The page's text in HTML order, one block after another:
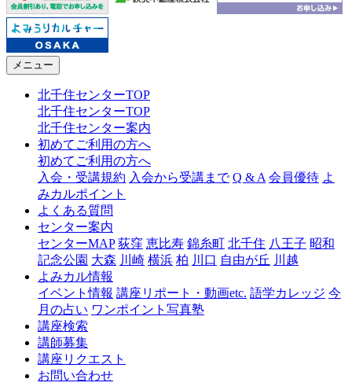
メニュー
北千住センターTOP
北千住センターTOP
北千住センター案内
初めてご利用の方へ
初めてご利用の方へ
入会・受講規約 入会から受講まで Q & A 会員優待 よ
みカルポイント
よくある質問
センター案内
センターMAP 荻窪 恵比寿 錦糸町 北千住 八王子 昭和
記念公園 大森 川崎 横浜 柏 川口 自由が丘 川越
よみカル情報
イベント情報 講座リポート・動画etc. 語学カレッジ 今
月の占い ワンポイント写真塾
講座検索
講師募集
講座リクエスト
お問い合わせ